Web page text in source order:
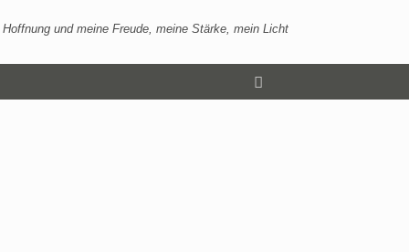
Hoffnung und meine Freude, meine Stärke, mein Licht